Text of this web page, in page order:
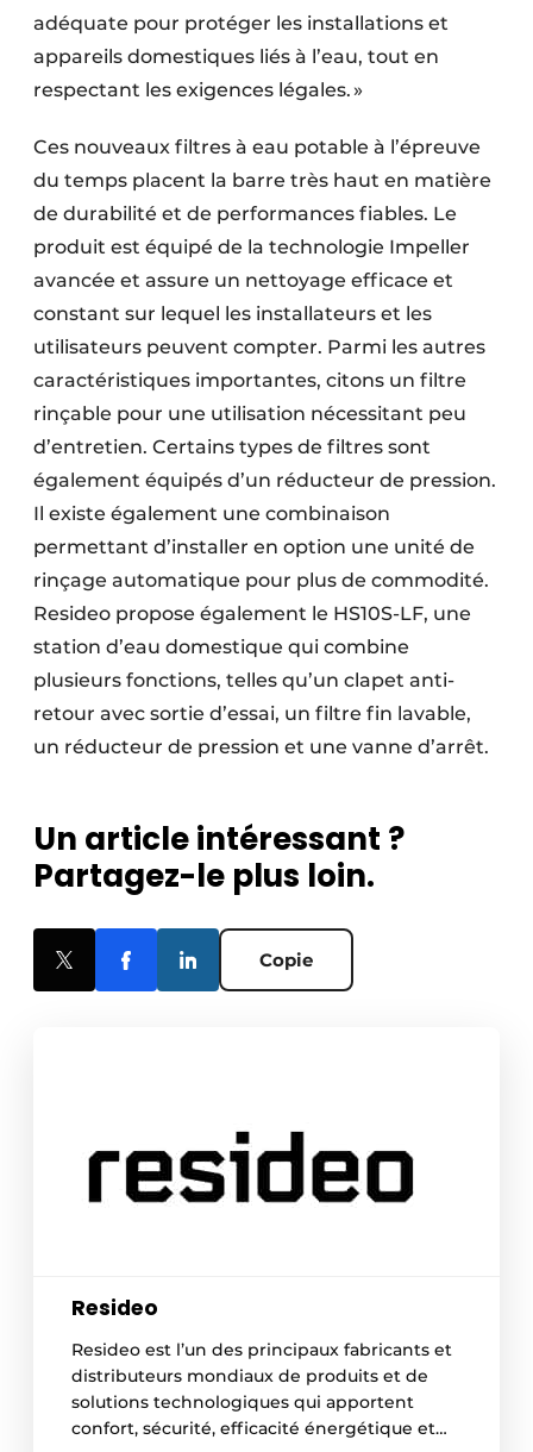
adéquate pour protéger les installations et
appareils domestiques liés à l’eau, tout en
respectant les exigences légales. »
Ces nouveaux filtres à eau potable à l’épreuve
du temps placent la barre très haut en matière
de durabilité et de performances fiables. Le
produit est équipé de la technologie Impeller
avancée et assure un nettoyage efficace et
constant sur lequel les installateurs et les
utilisateurs peuvent compter. Parmi les autres
caractéristiques importantes, citons un filtre
rinçable pour une utilisation nécessitant peu
d’entretien. Certains types de filtres sont
également équipés d’un réducteur de pression.
Il existe également une combinaison
permettant d’installer en option une unité de
rinçage automatique pour plus de commodité.
Resideo propose également le HS10S-LF, une
station d’eau domestique qui combine
plusieurs fonctions, telles qu’un clapet anti-
retour avec sortie d’essai, un filtre fin lavable,
un réducteur de pression et une vanne d’arrêt.
Un article intéressant ?
Partagez-le plus loin.
Copie
Resideo
Resideo est l’un des principaux fabricants et
distributeurs mondiaux de produits et de
solutions technologiques qui apportent
confort, sécurité, efficacité énergétique et